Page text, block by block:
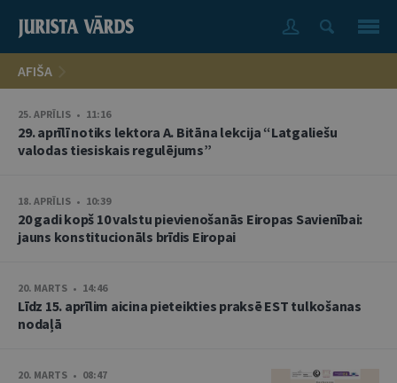
AFIŠA
25. APRĪLIS • 11:16
29. aprīlī notiks lektora A. Bitāna lekcija “Latgaliešu
valodas tiesiskais regulējums”
18. APRĪLIS • 10:39
20 gadi kopš 10 valstu pievienošanās Eiropas Savienībai:
jauns konstitucionāls brīdis Eiropai
20. MARTS • 14:46
Līdz 15. aprīlim aicina pieteikties praksē EST tulkošanas
nodaļā
20. MARTS • 08:47